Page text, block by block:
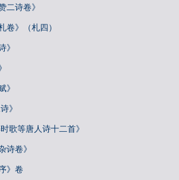
二诗卷》
卷》（札四）
》
》
》
歌等唐人诗十二首》
诗卷》
》卷